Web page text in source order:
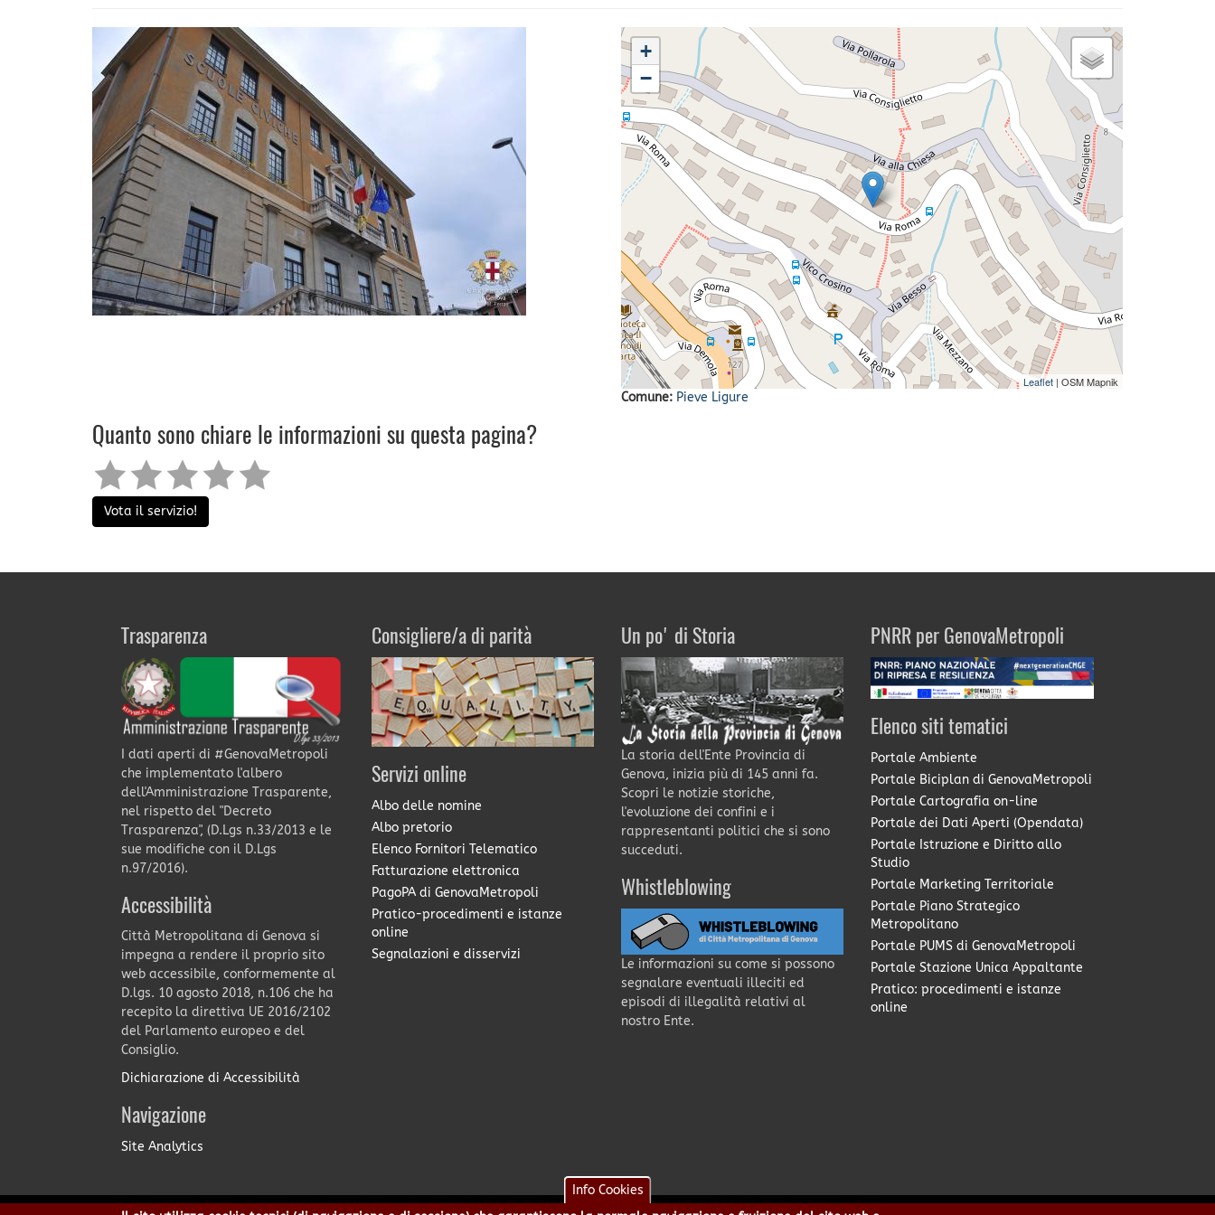
+
−
Leaflet | OSM Mapnik
Comune: Pieve Ligure
Quanto sono chiare le informazioni su questa pagina?
Vota il servizio!
Trasparenza
I dati aperti di #GenovaMetropoli
che implementato l'albero
dell'Amministrazione Trasparente,
nel rispetto del "Decreto
Trasparenza", (D.Lgs n.33/2013 e le
sue modifiche con il D.Lgs
n.97/2016).
Accessibilità
Città Metropolitana di Genova si
impegna a rendere il proprio sito
web accessibile, conformemente al
D.lgs. 10 agosto 2018, n.106 che ha
recepito la direttiva UE 2016/2102
del Parlamento europeo e del
Consiglio.
Dichiarazione di Accessibilità
Navigazione
Site Analytics
Consigliere/a di parità
Servizi online
Albo delle nomine
Albo pretorio
Elenco Fornitori Telematico
Fatturazione elettronica
PagoPA di GenovaMetropoli
Pratico-procedimenti e istanze
online
Segnalazioni e disservizi
Un po' di Storia
La storia dell'Ente Provincia di
Genova, inizia più di 145 anni fa.
Scopri le notizie storiche,
l'evoluzione dei confini e i
rappresentanti politici che si sono
succeduti.
Whistleblowing
Le informazioni su come si possono
segnalare eventuali illeciti ed
episodi di illegalità relativi al
nostro Ente.
PNRR per GenovaMetropoli
Elenco siti tematici
Portale Ambiente
Portale Biciplan di GenovaMetropoli
Portale Cartografia on-line
Portale dei Dati Aperti (Opendata)
Portale Istruzione e Diritto allo
Studio
Portale Marketing Territoriale
Portale Piano Strategico
Metropolitano
Portale PUMS di GenovaMetropoli
Portale Stazione Unica Appaltante
Pratico: procedimenti e istanze
online
Info Cookies